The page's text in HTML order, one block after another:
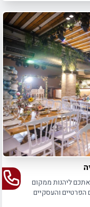
לואי, אולם לאירועי בוטיק בפרדסיה, מזמין אתכם ליהנות ממקום
הפרטיים והעסקיים